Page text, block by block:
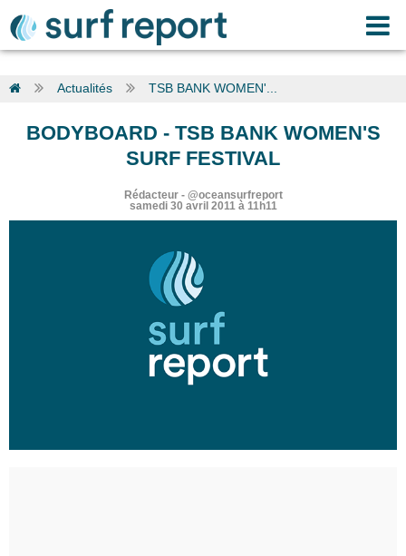
Actualités TSB BANK WOMEN'...
BODYBOARD - TSB BANK WOMEN'S
SURF FESTIVAL
Rédacteur- @oceansurfreport
samedi 30 avril 2011 à 11h11